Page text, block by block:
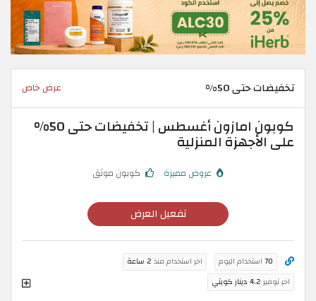
تخفيضات حتى 50% عرض خاص
كوبون امازون أغسطس | تخفيضات حتى 50%
على الأجهزة المنزلية
عروض مميزة كوبون موثق
تفعيل العرض
70 استخدام اليوم اخر استخدام منذ 2 ساعة
اخر توفير 4.2 دينار كويتي